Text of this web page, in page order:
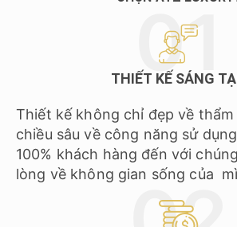
THIẾT KẾ SÁNG
Thiết kế không chỉ đẹp về
chiều sâu về công năng sử
100% khách hàng đến với
lòng về không gian sống của